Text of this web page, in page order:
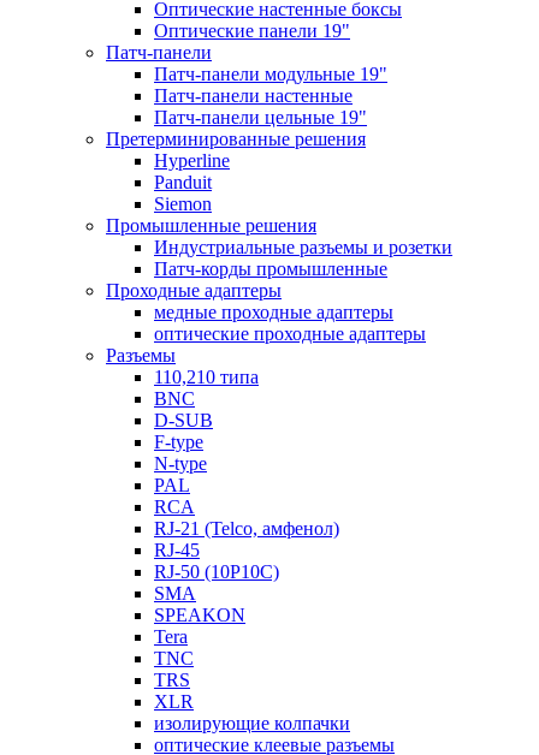
Оптические настенные боксы
Оптические панели 19"
Патч-панели
Патч-панели модульные 19"
Патч-панели настенные
Патч-панели цельные 19"
Претерминированные решения
Hyperline
Panduit
Siemon
Промышленные решения
Индустриальные разъемы и розетки
Патч-корды промышленные
Проходные адаптеры
медные проходные адаптеры
оптические проходные адаптеры
Разъемы
110,210 типа
BNC
D-SUB
F-type
N-type
PAL
RCA
RJ-21 (Telco, амфенол)
RJ-45
RJ-50 (10P10C)
SMA
SPEAKON
Tera
TNC
TRS
XLR
изолирующие колпачки
оптические клеевые разъемы